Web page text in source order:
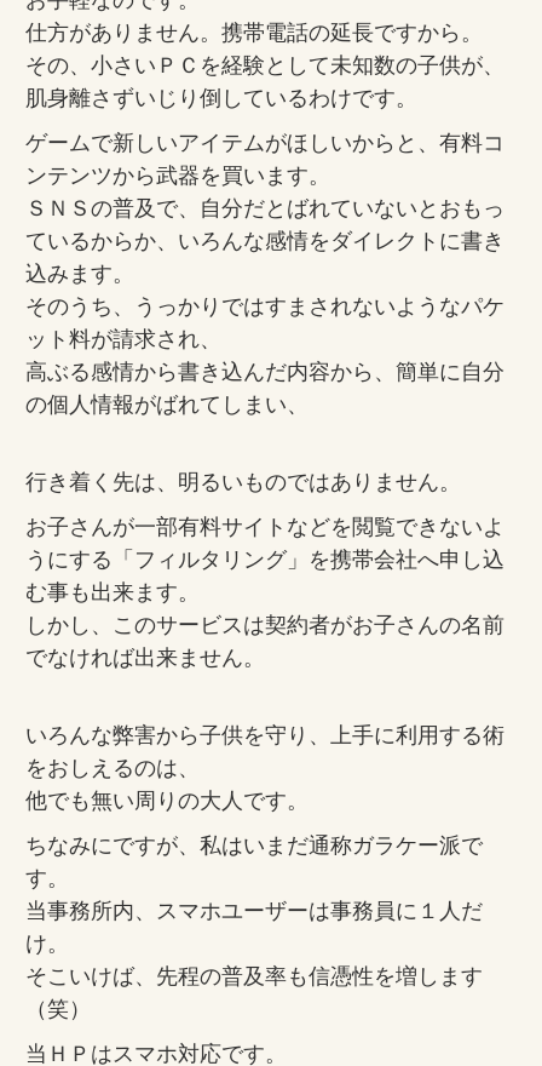
仕方がありません。携帯電話の延長ですから。
その、小さいＰＣを経験として未知数の子供が、
肌身離さずいじり倒しているわけです。
ゲームで新しいアイテムがほしいからと、有料コ
ンテンツから武器を買います。
ＳＮＳの普及で、自分だとばれていないとおもっ
ているからか、いろんな感情をダイレクトに書き
込みます。
そのうち、うっかりではすまされないようなパケ
ット料が請求され、
高ぶる感情から書き込んだ内容から、簡単に自分
の個人情報がばれてしまい、
行き着く先は、明るいものではありません。
お子さんが一部有料サイトなどを閲覧できないよ
うにする「フィルタリング」を携帯会社へ申し込
む事も出来ます。
しかし、このサービスは契約者がお子さんの名前
でなければ出来ません。
いろんな弊害から子供を守り、上手に利用する術
をおしえるのは、
他でも無い周りの大人です。
ちなみにですが、私はいまだ通称ガラケー派で
す。
当事務所内、スマホユーザーは事務員に１人だ
け。
そこいけば、先程の普及率も信憑性を増します
（笑）
当ＨＰはスマホ対応です。